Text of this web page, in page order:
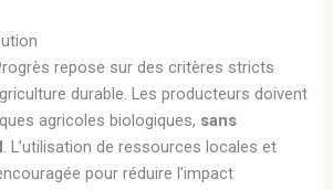
repose sur des critères stricts
durable. Les producteurs doivent
agricoles biologiques, sans
. L’utilisation de ressources locales et
pour réduire l’impact